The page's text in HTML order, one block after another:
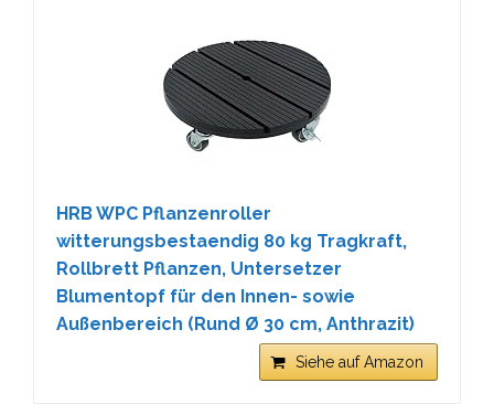
HRB WPC Pflanzenroller
witterungsbestaendig 80 kg Tragkraft,
Rollbrett Pflanzen, Untersetzer
Blumentopf für den Innen- sowie
Außenbereich (Rund Ø 30 cm, Anthrazit)
Siehe auf Amazon